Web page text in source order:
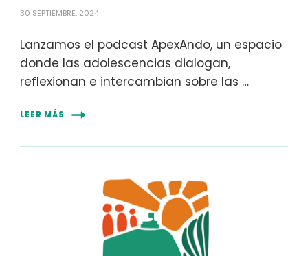
30 SEPTIEMBRE, 2024
Lanzamos el podcast ApexAndo, un espacio
donde las adolescencias dialogan,
reflexionan e intercambian sobre las …
LEER MÁS